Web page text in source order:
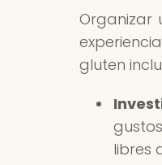
Organizar
gluten
libres